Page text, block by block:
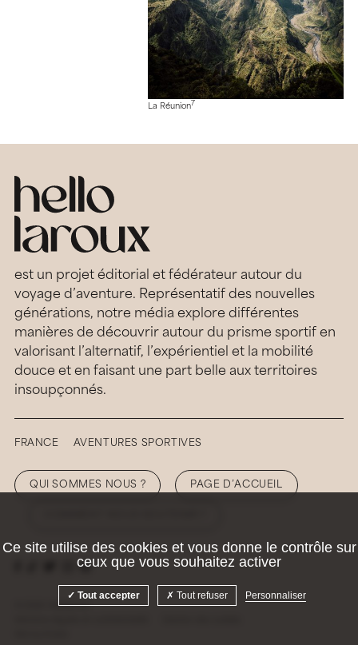
La Réunion7
est un projet éditorial et fédérateur autour du
voyage d’aventure. Représentatif des nouvelles
générations, notre média explore différentes
manières de découvrir autour du prisme sportif en
valorisant l’alternatif, l’expérientiel et la mobilité
douce et en faisant une part belle aux territoires
insoupçonnés.
FRANCE AVENTURES SPORTIVES
QUI SOMMES NOUS ? PAGE D’ACCUEIL
© 2026 Hellolaroux
Ce site utilise des cookies et vous donne le contrôle sur
ceux que vous souhaitez activer
Tout accepter Tout refuser Personnaliser